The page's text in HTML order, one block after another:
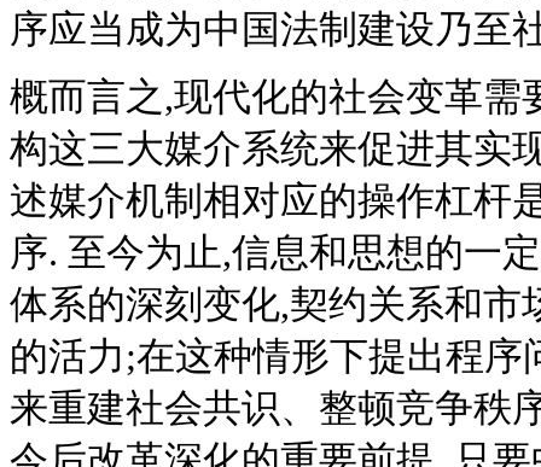
序应当成为中国法制建设乃至
概而言之,现代化的社会变革
构这三大媒介系统来促进其实
述媒介机制相对应的操作杠杆
序. 至今为止,信息和思想的一
体系的深刻变化,契约关系和
的活力;在这种情形下提出程
来重建社会共识、整顿竞争秩